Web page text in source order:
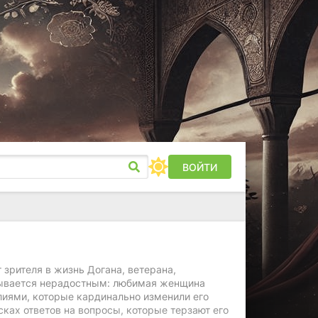
ВОЙТИ
в жизнь Догана, ветерана,
нерадостным: любимая женщина
которые кардинально изменили его
ответов на вопросы, которые терзают его